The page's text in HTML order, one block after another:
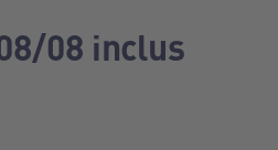
08 inclus